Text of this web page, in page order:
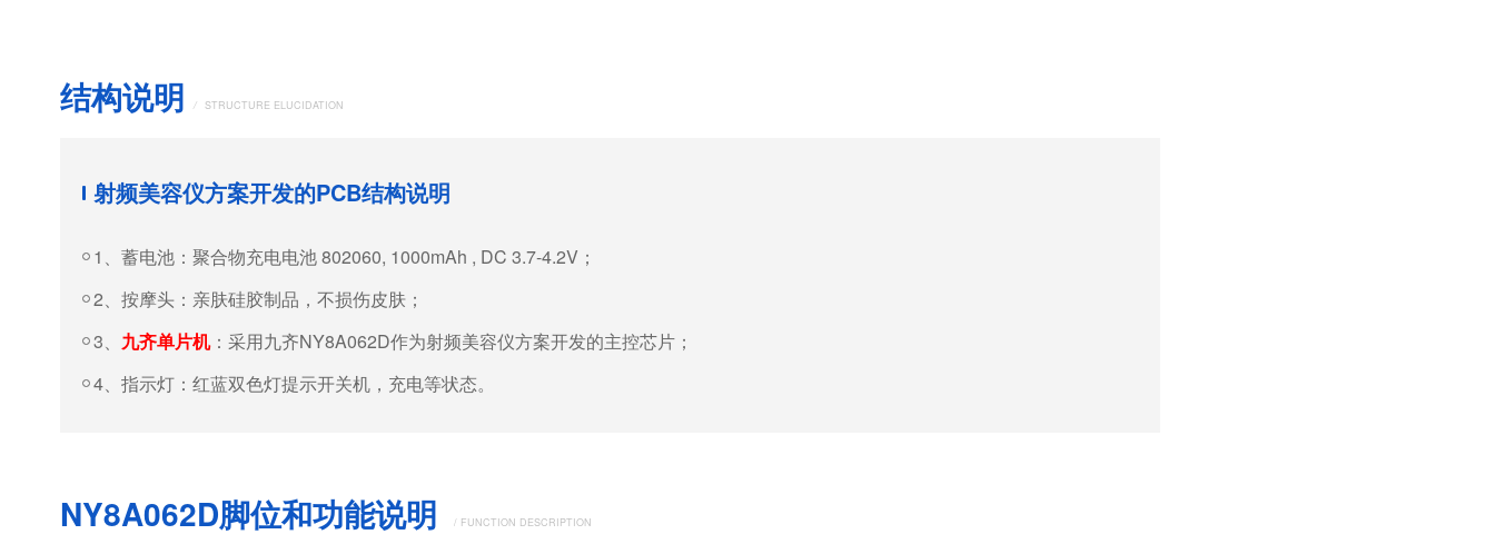
结构说明 / STRUCTURE ELUCIDATION
射频美容仪方案开发的PCB结构说明
1、蓄电池：聚合物充电电池 802060, 1000mAh , DC 3.7-4.2V；
2、按摩头：亲肤硅胶制品，不损伤皮肤；
3、 九齐单片机：采用九齐NY8A062D作为射频美容仪方案开发的主控芯片；
4、指示灯：红蓝双色灯提示开关机，充电等状态。
NY8A062D脚位和功能说明 / FUNCTION DESCRIPTION